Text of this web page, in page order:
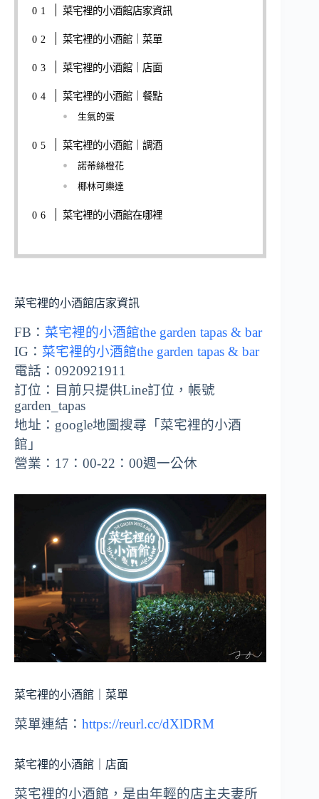
菜宅裡的小酒館店家資訊
菜宅裡的小酒館｜菜單
菜宅裡的小酒館｜店面
菜宅裡的小酒館｜餐點
生氣的蛋
菜宅裡的小酒館｜調酒
諾蒂絲橙花
椰林可樂達
菜宅裡的小酒館在哪裡
菜宅裡的小酒館店家資訊
FB： 菜宅裡的小酒館the garden tapas & bar
IG： 菜宅裡的小酒館the garden tapas & bar
電話：0920921911
訂位：目前只提供Line訂位，帳號
garden_tapas
地址：google地圖搜尋「菜宅裡的小酒
館」
營業：17：00-22：00週一公休
菜宅裡的小酒館｜菜單
菜單連結： https://reurl.cc/dXlDRM
菜宅裡的小酒館｜店面
菜宅裡的小酒館，是由年輕的店主夫妻所